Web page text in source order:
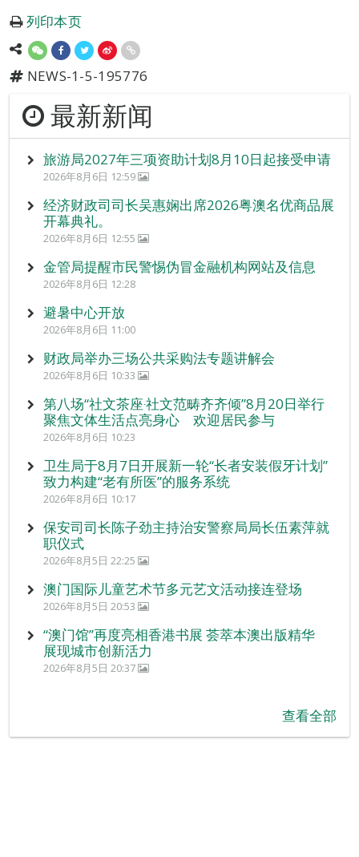
列印本页
NEWS-1-5-195776
最新新闻
旅游局2027年三项资助计划8月10日起接受申请
2026年8月6日 12:59
经济财政司司长吴惠娴出席2026粤澳名优商品展
开幕典礼。
2026年8月6日 12:55
金管局提醒市民警惕伪冒金融机构网站及信息
2026年8月6日 12:28
避暑中心开放
2026年8月6日 11:00
财政局举办三场公共采购法专题讲解会
2026年8月6日 10:33
第八场“社文茶座‧社文范畴齐齐倾”8月20日举行
聚焦文体生活点亮身心 欢迎居民参与
2026年8月6日 10:23
卫生局于8月7日开展新一轮“长者安装假牙计划”
致力构建“老有所医”的服务系统
2026年8月6日 10:17
保安司司长陈子劲主持治安警察局局长伍素萍就
职仪式
2026年8月5日 22:25
澳门国际儿童艺术节多元艺文活动接连登场
2026年8月5日 20:53
“澳门馆”再度亮相香港书展 荟萃本澳出版精华
展现城市创新活力
2026年8月5日 20:37
查看全部